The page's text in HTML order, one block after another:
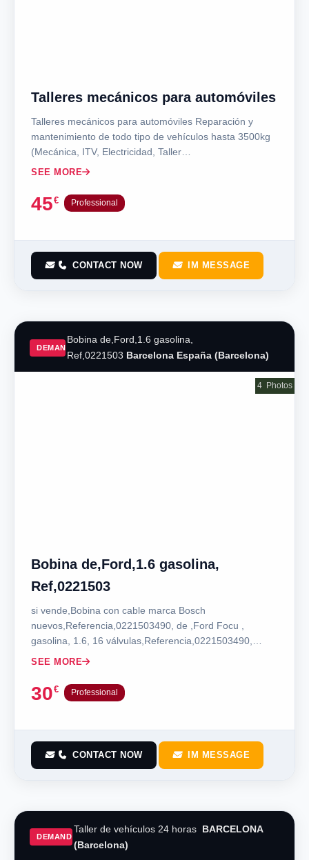
Talleres mecánicos para automóviles
Talleres mecánicos para automóviles Reparación y
mantenimiento de todo tipo de vehículos hasta 3500kg
(Mecánica, ITV, Electricidad, Taller…
SEE MORE
45€ Professional
CONTACT NOW IM MESSAGE
DEMAND
Bobina de,Ford,1.6 gasolina,
Ref,0221503 Barcelona España (Barcelona)
Bobina de,Ford,1.6 gasolina,
Ref,0221503
si vende,Bobina con cable marca Bosch
nuevos,Referencia,0221503490, de ,Ford Focu ,
gasolina, 1.6, 16 válvulas,Referencia,0221503490,
para…
SEE MORE
30€ Professional
4 Photos
CONTACT NOW IM MESSAGE
DEMAND
Taller de vehículos 24 horas BARCELONA
(Barcelona)